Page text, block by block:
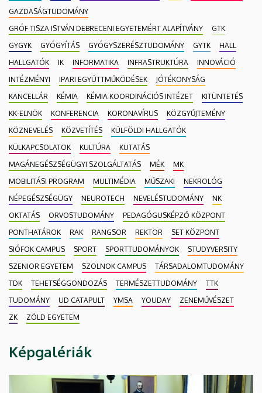
GAZDASÁGTUDOMÁNY
GRÓF TISZA ISTVÁN DEBRECENI EGYETEMÉRT ALAPÍTVÁNY
GTK
GYGYK
GYÓGYÍTÁS GYÓGYSZERÉSZTUDOMÁNY GYTK
HALL
HALLGATÓK
IK INFORMATIKA INFRASTRUKTÚRA
INNOVÁCIÓ
INTÉZMÉNYI
IPARI EGYÜTTMŰKÖDÉSEK
JÓTÉKONYSÁG
KANCELLÁR
KÉMIA KÉMIA KOORDINÁCIÓS INTÉZET
KITÜNTETÉS
KK-ELNÖK
KONFERENCIA KORONAVÍRUS
KÖZGYŰJTEMÉNY
KÖZNEVELÉS
KÖZVETÍTÉS
KÜLFÖLDI HALLGATÓK
KÜLKAPCSOLATOK
KULTÚRA
KUTATÁS
MAGÁNEGÉSZSÉGÜGYI SZOLGÁLTATÁS
MÉK
MK
MOBILITÁSI PROGRAM
MULTIMÉDIA MŰSZAKI
NEKROLÓG
NÉPEGÉSZSÉGÜGY
NEUROTECH NEVELÉSTUDOMÁNY
NK
OKTATÁS
ORVOSTUDOMÁNY
PEDAGÓGUSKÉPZŐ KÖZPONT
PONTHATÁROK
RAK RANGSOR REKTOR
SET KÖZPONT
SIÓFOK CAMPUS
SPORT SPORTTUDOMÁNYOK
STUDYVERSITY
SZENIOR EGYETEM
SZOLNOK CAMPUS
TÁRSADALOMTUDOMÁNY
TDK
TEHETSÉGGONDOZÁS TERMÉSZETTUDOMÁNY
TTK
TUDOMÁNY
UD CATAPULT YMSA YOUDAY
ZENEMŰVÉSZET
ZK
ZÖLD EGYETEM
Képgalériák